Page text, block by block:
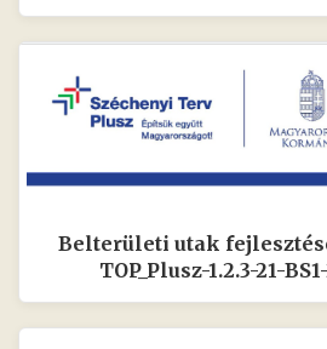
Belterületi utak
TOP_Plusz-1.2.3-21-